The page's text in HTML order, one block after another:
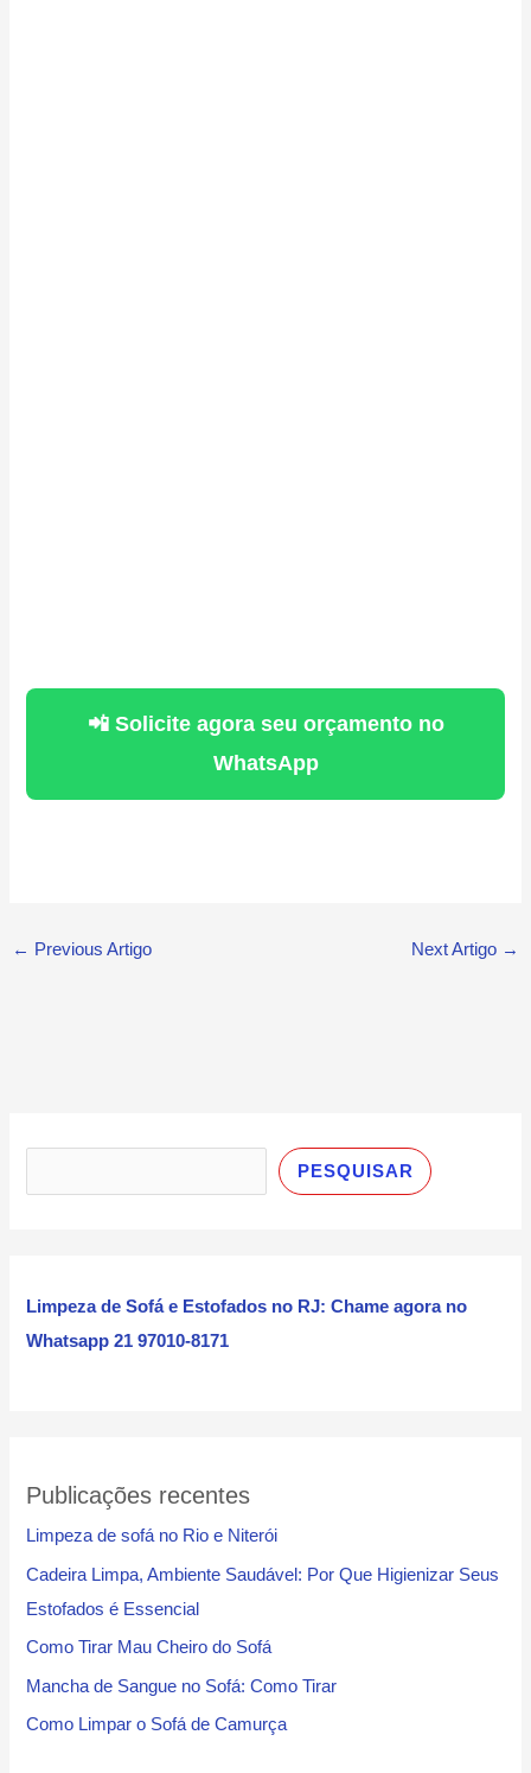
📲 Solicite agora seu orçamento no
WhatsApp
← Previous Artigo Next Artigo →
s
i
s
PESQUISAR
Limpeza de Sofá e Estofados no RJ: Chame agora no
Whatsapp 21 97010-8171
Publicações recentes
Limpeza de sofá no Rio e Niterói
Cadeira Limpa, Ambiente Saudável: Por Que Higienizar Seus
Estofados é Essencial
Como Tirar Mau Cheiro do Sofá
Mancha de Sangue no Sofá: Como Tirar
Como Limpar o Sofá de Camurça